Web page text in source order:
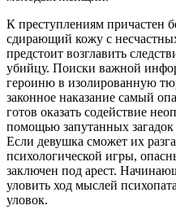
К преступлениям причастен
сдирающий кожу с
предстоит возглавить
убийцу. Поиски важной
героиню в изолированную
законное наказание самый
готов оказать содействие
помощью запутанных
Если девушка сможет их
психологической игры,
заключен под арест.
уловить ход мыслей
уловок.